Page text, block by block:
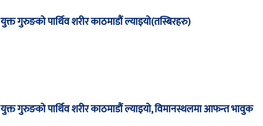
युक्त गुरुङको पार्थिव शरीर काठमाडौं ल्याइयो(तस्बिरहरु)
युक्त गुरुङको पार्थिव शरीर काठमाडौं ल्याइयो, विमानस्थलमा आफन्त भावुक